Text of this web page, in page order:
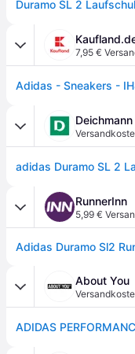
Duramo SL 2
7,95 €
Deichmann
RunnerInn
5,99 €
About You